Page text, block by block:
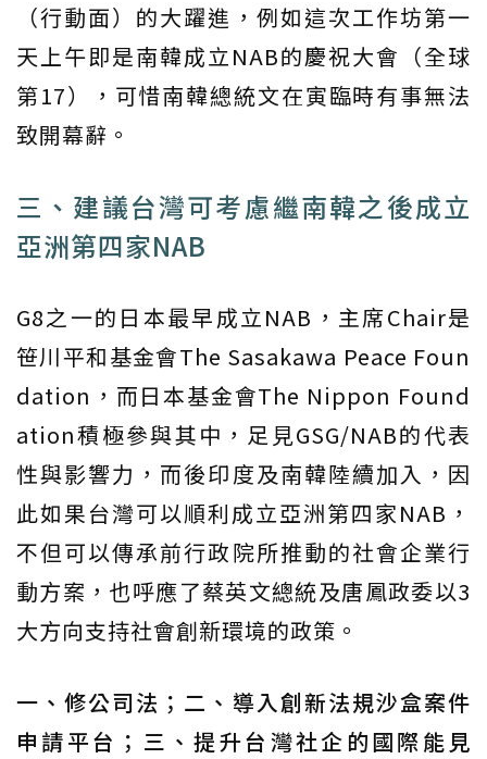
（行動面）的大躍進，例如這次工作坊第一
天上午即是南韓成立NAB的慶祝大會（全球
第17），可惜南韓總統文在寅臨時有事無法
致開幕辭。
三、建議台灣可考慮繼南韓之後成立
亞洲第四家NAB
G8之一的日本最早成立NAB，主席Chair是
笹川平和基金會The Sasakawa Peace Foun
dation，而日本基金會The Nippon Found
ation積極參與其中，足見GSG/NAB的代表
性與影響力，而後印度及南韓陸續加入，因
此如果台灣可以順利成立亞洲第四家NAB，
不但可以傳承前行政院所推動的社會企業行
動方案，也呼應了蔡英文總統及唐鳳政委以3
大方向支持社會創新環境的政策。
一、修公司法；二、導入創新法規沙盒案件
申請平台；三、提升台灣社企的國際能見